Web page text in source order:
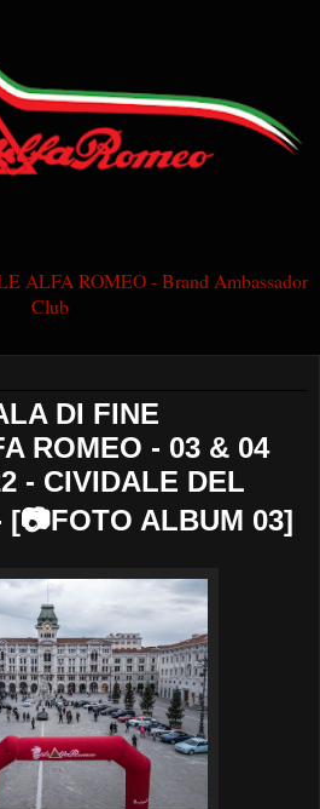
ALFA ROMEO - Brand Ambassador
Club
DI FINE
ROMEO - 03 & 04
- CIVIDALE DEL
[📷FOTO ALBUM 03]